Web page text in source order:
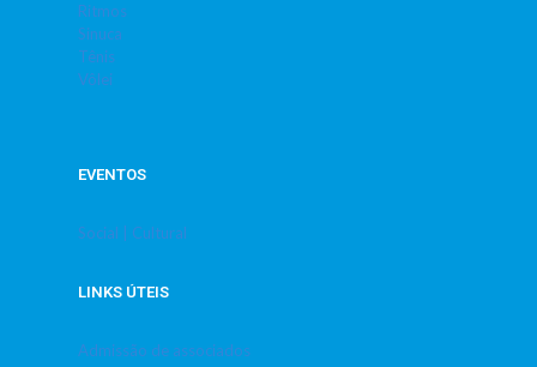
Ritmos
Sinuca
Tênis
Vôlei
EVENTOS
Social | Cultural
LINKS ÚTEIS
Admissão de associados